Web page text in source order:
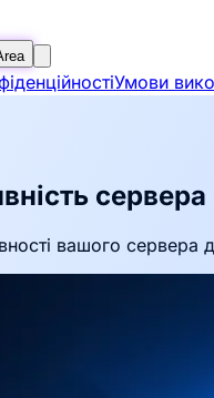
Умови
сервера
вашого